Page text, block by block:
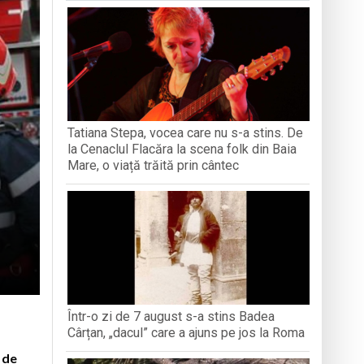
dedicat marelui voievod, la
stres, iar una dezvoltă anxietate,
orașul dintr-o perspectivă diferită
propriul talisman „prinzător de vise”
Tatiana Stepa, vocea care nu s-a stins. De
la Cenaclul Flacăra la scena folk din Baia
Mare, o viață trăită prin cântec
Într-o zi de 7 august s-a stins Badea
Cârțan, „dacul” care a ajuns pe jos la Roma